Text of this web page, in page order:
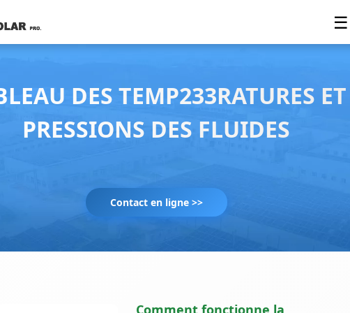
☰
DES TEMP233RATURES ET
PRESSIONS DES FLUIDES
Contact en ligne >>